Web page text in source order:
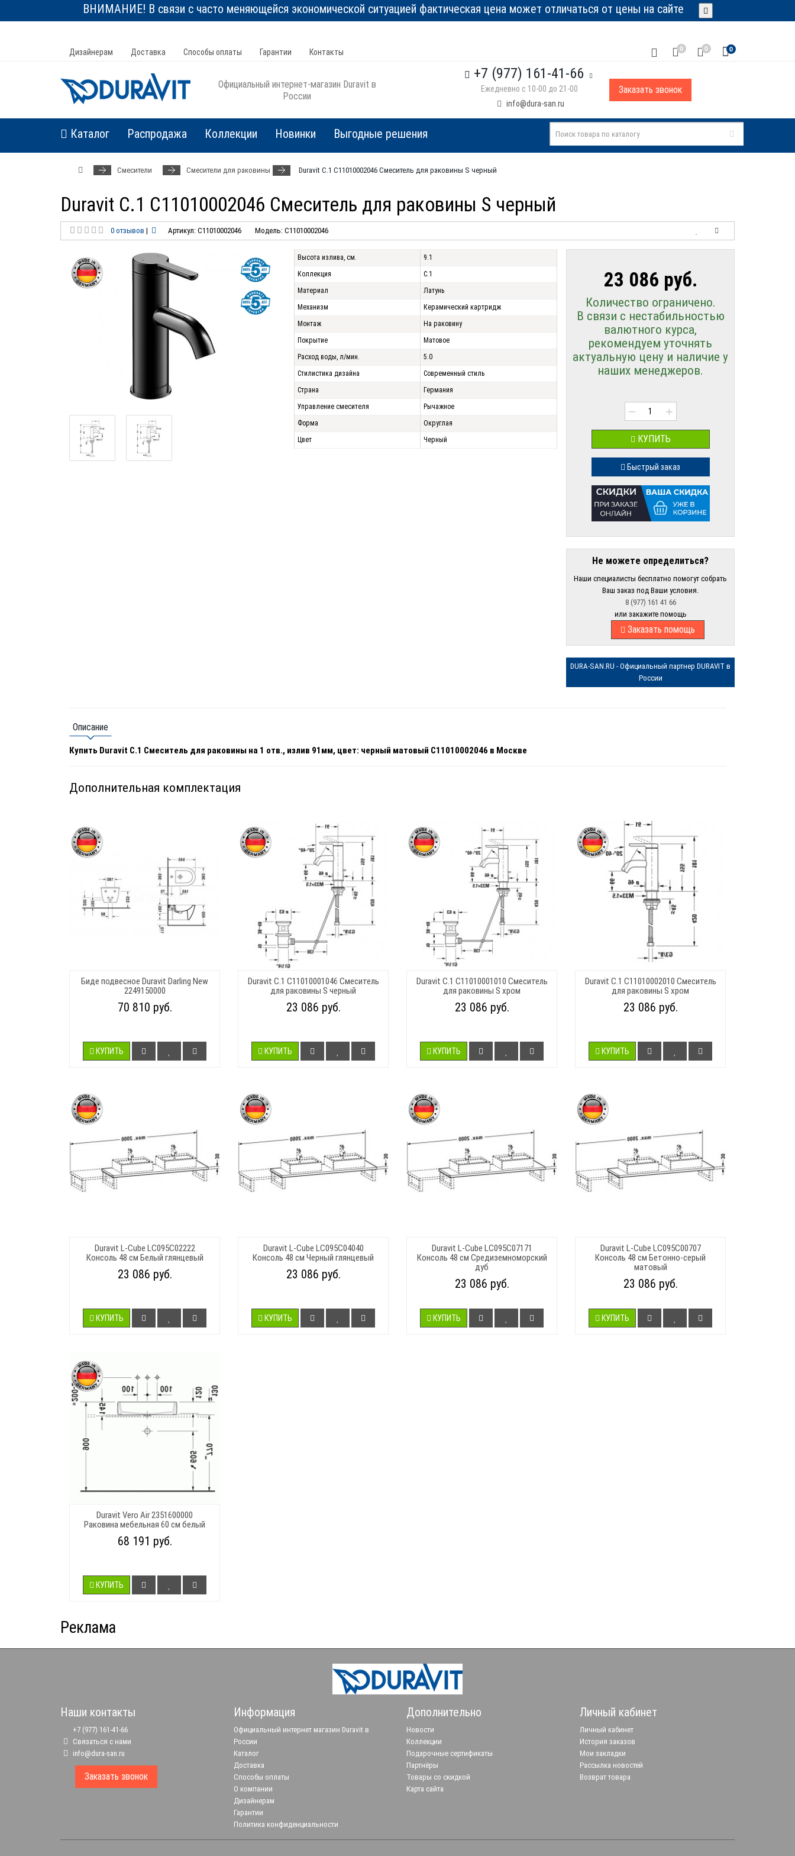
ВНИМАНИЕ! В связи с часто меняющейся экономической ситуацией фактическая цена может отличаться от цены на сайте
Дизайнерам Доставка Способы оплаты Гарантии Контакты 0 0 0
Официальный интернет-магазин Duravit в
России
+7 (977) 161-41-66
Ежедневно с 10-00 до 21-00
info@dura-san.ru
Заказать звонок
Каталог Распродажа Коллекции Новинки Выгодные решения
Смесители Смесители для раковины Duravit C.1 C11010002046 Смеситель для раковины S черный
Duravit C.1 C11010002046 Смеситель для раковины S черный
0 отзывов | Артикул: C11010002046 Модель: C11010002046
Высота излива, см.
9.1
Коллекция
C.1
Материал
Латунь
Механизм
Керамический картридж
Монтаж
На раковину
Покрытие
Матовое
Расход воды, л/мин.
5.0
Стилистика дизайна
Современный стиль
Страна
Германия
Управление смесителя
Рычажное
Форма
Округлая
Цвет
Черный
23 086 руб.
Количество ограничено.
В связи с нестабильностью
валютного курса,
рекомендуем уточнять
актуальную цену и наличие у
наших менеджеров.
− +
КУПИТЬ
Быстрый заказ
Не можете определиться?
Наши специалисты бесплатно помогут собрать
Ваш заказ под Ваши условия.
8 (977) 161 41 66
или закажите помощь
Заказать помощь
DURA-SAN.RU - Официальный партнер DURAVIT в
России
Описание
Купить Duravit C.1 Смеситель для раковины на 1 отв., излив 91мм, цвет: черный матовый C11010002046 в Москве
Дополнительная комплектация
Биде подвесное Duravit Darling New
2249150000
70 810 руб.
КУПИТЬ
Duravit C.1 C11010001046 Смеситель
для раковины S черный
23 086 руб.
КУПИТЬ
Duravit C.1 C11010001010 Смеситель
для раковины S хром
23 086 руб.
КУПИТЬ
Duravit C.1 C11010002010 Смеситель
для раковины S хром
23 086 руб.
КУПИТЬ
Duravit L-Cube LC095C02222
Консоль 48 см Белый глянцевый
23 086 руб.
КУПИТЬ
Duravit L-Cube LC095C04040
Консоль 48 см Черный глянцевый
23 086 руб.
КУПИТЬ
Duravit L-Cube LC095C07171
Консоль 48 см Средиземноморский
дуб
23 086 руб.
КУПИТЬ
Duravit L-Cube LC095C00707
Консоль 48 см Бетонно-серый
матовый
23 086 руб.
КУПИТЬ
Duravit Vero Air 2351600000
Раковина мебельная 60 см белый
68 191 руб.
КУПИТЬ
Реклама
Наши контакты
+7 (977) 161-41-66
Связаться с нами
info@dura-san.ru
Заказать звонок
Информация
Официальный интернет магазин Duravit в
России
Каталог
Доставка
Способы оплаты
О компании
Дизайнерам
Гарантии
Политика конфиденциальности
Дополнительно
Новости
Коллекции
Подарочные сертификаты
Партнёры
Товары со скидкой
Карта сайта
Личный кабинет
Личный кабинет
История заказов
Мои закладки
Рассылка новостей
Возврат товара